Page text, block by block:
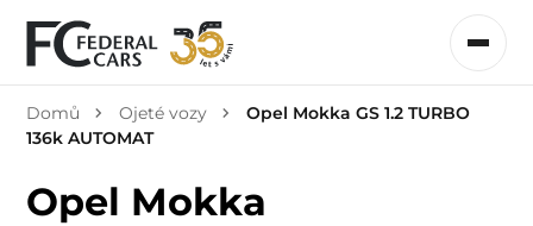
Domů Ojeté vozy
Opel Mokka GS 1.2 TURBO
136k AUTOMAT
Opel Mokka